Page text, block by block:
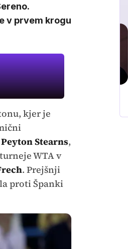
v prvem krogu
kjer je
Peyton Stearns,
WTA v
. Prejšnji
proti Španki